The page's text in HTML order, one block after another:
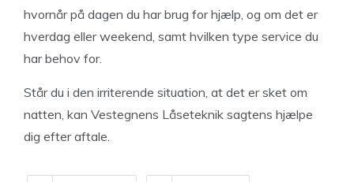
hvornår på dagen du har brug for hjælp, og om det er
hverdag eller weekend, samt hvilken type service du
har behov for.
Står du i den irriterende situation, at det er sket om
natten, kan Vestegnens Låseteknik sagtens hjælpe
dig efter aftale.